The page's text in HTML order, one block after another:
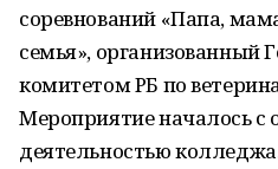
соревнований «Папа,
семья», организованный
комитетом РБ по
Мероприятие началось с
деятельностью